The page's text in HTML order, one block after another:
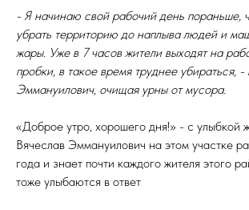
- Я начинаю свой рабочий день пораньше,
убрать территорию до наплыва людей и
жары. Уже в 7 часов жители выходят на
пробки, в такое время труднее убираться, -
Эммануилович, очищая урны от мусора.
«Доброе утро, хорошего дня!» - с улыбкой
Вячеслав Эммануилович на этом участке
года и знает почти каждого жителя этого
тоже улыбаются в ответ